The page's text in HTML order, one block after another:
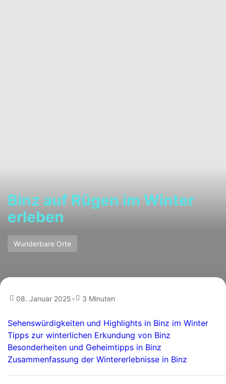
Binz auf Rügen im Winter
erleben
Wunderbare Orte
08. Januar 2025• 3 Minuten
Sehenswürdigkeiten und Highlights in Binz im Winter
Tipps zur winterlichen Erkundung von Binz
Besonderheiten und Geheimtipps in Binz
Zusammenfassung der Wintererlebnisse in Binz